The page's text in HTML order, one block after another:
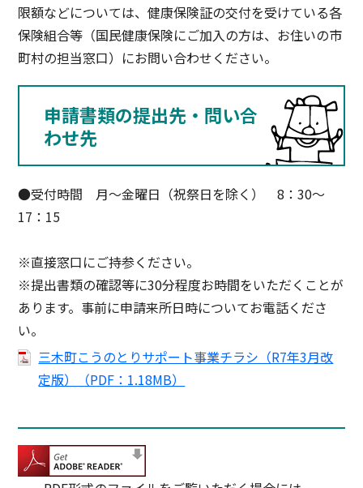
限額などについては、健康保険証の交付を受けている各
保険組合等（国民健康保険にご加入の方は、お住いの市
町村の担当窓口）にお問い合わせください。
申請書類の提出先・問い合
わせ先
●受付時間 月～金曜日（祝祭日を除く） 8：30～
17：15
※直接窓口にご持参ください。
※提出書類の確認等に30分程度お時間をいただくことが
あります。事前に申請来所日時についてお電話くださ
い。
三木町こうのとりサポート事業チラシ（R7年3月改
定版）（PDF：1.18MB）